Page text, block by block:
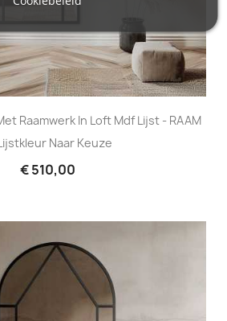
Raamwerk In Loft Mdf Lijst - RAAM
Naar Keuze
€ 510,00